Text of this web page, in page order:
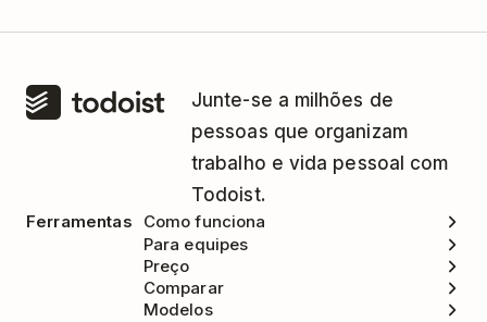
Junte-se a milhões de
pessoas que organizam
trabalho e vida pessoal com
Todoist.
Ferramentas
Como funciona
Para equipes
Preço
Comparar
Modelos